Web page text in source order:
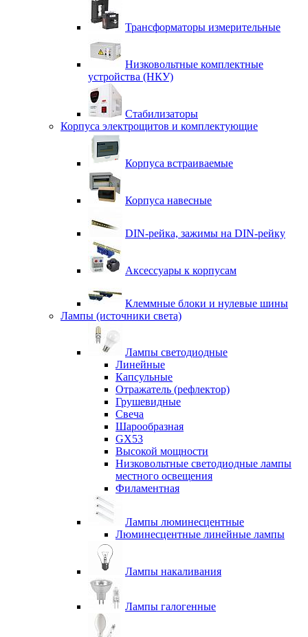
Трансформаторы измерительные
Низковольтные комплектные
устройства (НКУ)
Стабилизаторы
Корпуса электрощитов и комплектующие
Корпуса встраиваемые
Корпуса навесные
DIN-рейка, зажимы на DIN-рейку
Аксессуары к корпусам
Клеммные блоки и нулевые шины
Лампы (источники света)
Лампы светодиодные
Линейные
Капсульные
Отражатель (рефлектор)
Грушевидные
Свеча
Шарообразная
GX53
Высокой мощности
Низковольтные светодиодные лампы
местного освещения
Филаментная
Лампы люминесцентные
Люминесцентные линейные лампы
Лампы накаливания
Лампы галогенные